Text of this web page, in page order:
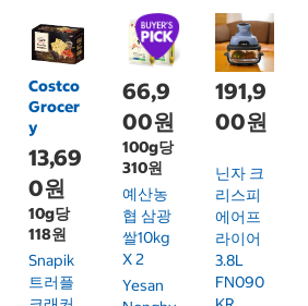
Costco
Grocer
y
13,69
0원
10g당
118원
Snapik
트러플
66,9
00원
100g당
310원
예산농
협 삼광
쌀10kg
X 2
Yesan
191,9
00원
닌자 크
리스피
에어프
라이어
3.8L
FN090